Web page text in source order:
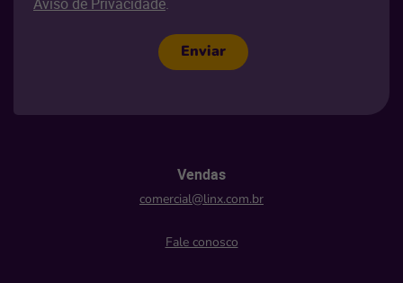
Enviar
Vendas
comercial@linx.com.br
Fale conosco